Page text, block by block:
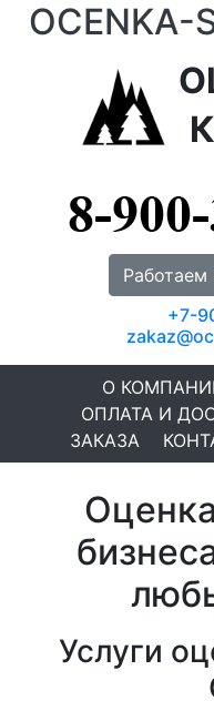
OCENKA-
Работаем
+7-
О
ОПЛАТА И
ЗАКАЗА
Услуги